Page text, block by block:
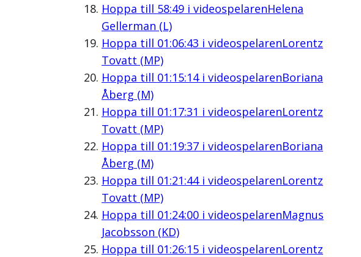
Hoppa till 58:49i videospelarenHelena
Gellerman (L)
Hoppa till 01:06:43 i videospelarenLorentz
Tovatt (MP)
Hoppa till 01:15:14i videospelarenBoriana
Åberg (M)
Hoppa till 01:17:31 i videospelarenLorentz
Tovatt (MP)
Hoppa till 01:19:37i videospelarenBoriana
Åberg (M)
Hoppa till 01:21:44i videospelarenLorentz
Tovatt (MP)
Hoppa till 01:24:00i videospelarenMagnus
Jacobsson (KD)
Hoppa till 01:26:15i videospelarenLorentz